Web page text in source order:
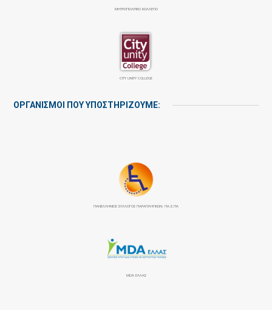
ΜΗΤΡΟΠΟΛΙΤΙΚΟ ΚΟΛΛΕΓΙΟ
CITY UNITY COLLEGE
ΟΡΓΑΝΙΣΜΟΙ ΠΟΥ ΥΠΟΣΤΗΡΙΖΟΥΜΕ:
ΠΑΝΕΛΛΉΝΙΟΣ ΣΎΛΛΟΓΟΣ ΠΑΡΑΠΛΗΓΙΚΏΝ: ΠΑ.Σ.ΠΑ
MDA ΕΛΛΑΣ